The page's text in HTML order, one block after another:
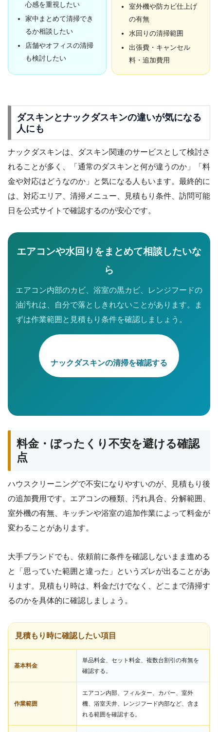
心感を重視したい
家中まとめて清掃でき
るか相談したい
店舗やオフィスの清掃
も検討したい
室外機や防カビ仕上げ
の有無
水回りの清掃範囲
出張費・キャンセル
料・追加費用
ダスキンとナックダスキンの違いが気になる
人にも
ナックダスキンは、ダスキン関連のサービスとして検討さ
れることが多く、「通常のダスキンと何が違うのか」「料
金や対応はどうなのか」と気になる人もいます。最終的に
は、対応エリア、清掃メニュー、見積もり条件、訪問可能
日を公式サイトで確認するのが安心です。
エアコンや水回りをまとめて相談したいな
ら
エアコン内部のカビ、浴室の黒カビ、レンジフードの
油汚れは、自分で落としきれないことがあります。ま
ずは作業範囲と見積もり条件を確認しましょう。
ナックダスキンの清掃を確認する
料金・ぼったくり不安を避ける確認
点
ハウスクリーニングで不安になりやすいのが、見積もり後
の追加費用です。エアコンの種類、汚れ具合、分解範囲、
室外機の有無、キッチンや浴室の追加作業によって料金が
変わることがあります。
大手ブランドでも、依頼前に条件を確認しないまま進める
と「思っていた範囲と違った」というズレが出ることがあ
ります。見積もり時は、料金だけでなく、どこまで清掃す
るのかを具体的に確認しましょう。
見積もり時に確認したい項目
基本料金
単品料金、セット料金、複数台割引の有無を
確認する。
作業範囲
エアコン内部、フィルター、カバー、室外
機、浴室天井、レンジフード内部など、含ま
れる範囲を確認する。